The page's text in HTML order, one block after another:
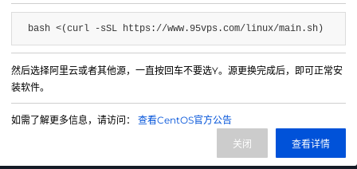
微信公众号
IDC/ISP证号 B1-20214840
bash <(curl -sSL https://www.95vps.com/linux/main.sh)
然后选择阿里云或者其他源，一直按回车不要选Y。源更换完成后，即可正常安
装软件。
如需了解更多信息，请访问： 查看CentOS官方公告
查看详情
关闭